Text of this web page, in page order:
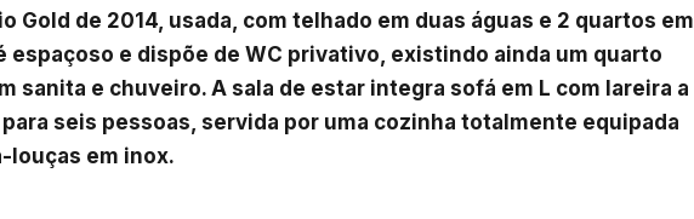
Gold de 2014, usada, com telhado em duas águas e 2 quartos em
espaçoso e dispõe de WC privativo, existindo ainda um quarto
sanita e chuveiro. A sala de estar integra sofá em L com lareira a
seis pessoas, servida por uma cozinha totalmente equipada
louças em inox.